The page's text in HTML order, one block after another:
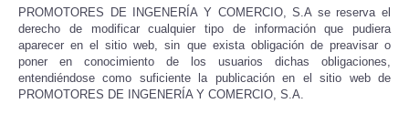
PROMOTORES DE INGENERÍA Y COMERCIO, S.A se reserva el
derecho de modificar cualquier tipo de información que pudiera
aparecer en el sitio web, sin que exista obligación de preavisar o
poner en conocimiento de los usuarios dichas obligaciones,
entendiéndose como suficiente la publicación en el sitio web de
PROMOTORES DE INGENERÍA Y COMERCIO, S.A.